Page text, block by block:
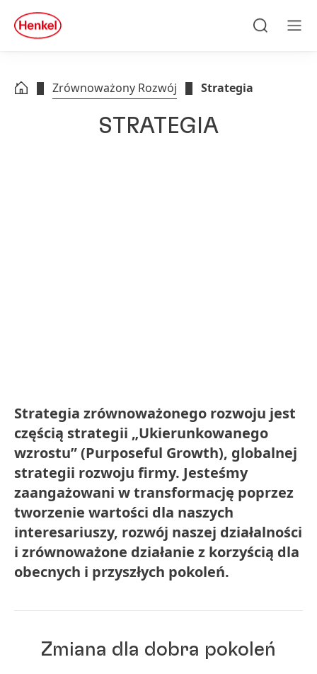
Skip to footer
quick
search
Zrównoważony Rozwój Strategia
STRATEGIA
Strategia zrównoważonego rozwoju jest
częścią strategii „Ukierunkowanego
wzrostu”(Purposeful Growth), globalnej
strategii rozwoju firmy. Jesteśmy
zaangażowani w transformację poprzez
tworzenie wartości dla naszych
interesariuszy, rozwój naszej działalności
i zrównoważone działanie z korzyścią dla
obecnych i przyszłych pokoleń.
Zmiana dla dobra pokoleń